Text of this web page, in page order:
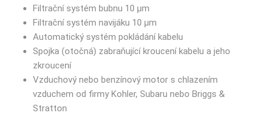
Filtrační systém bubnu 10 µm
Filtrační systém navijáku 10 µm
Automatický systém pokládání kabelu
Spojka (otočná) zabraňující kroucení kabelu a jeho
zkroucení
Vzduchový nebo benzínový motor s chlazením
vzduchem od firmy Kohler, Subaru nebo Briggs &
Stratton